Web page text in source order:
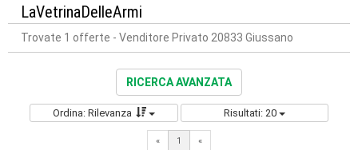
LaVetrinaDelleArmi
Trovate 1 offerte - Venditore Privato 20833 Giussano
RICERCA AVANZATA
Ordina: Rilevanza Risultati: 20
« 1 «